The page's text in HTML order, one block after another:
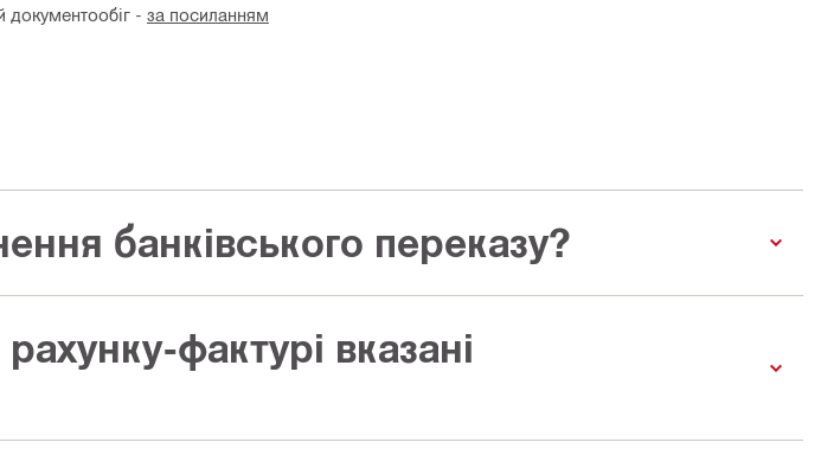
документообіг - за посиланням
банківського переказу?
фактурі вказані